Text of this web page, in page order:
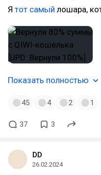
Я тот самый лошара,
Показать полностью
45 4 2 1
37 3
DD
26.02.2024